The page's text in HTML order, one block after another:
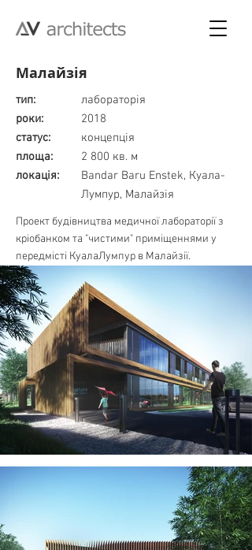
Малайзія
тип:
роки:
статус:
площа:
локація:
лабораторія
2018
концепція
2 800 кв. м
Bandar Baru Enstek, Куала-
Лумпур, Малайзія
Проект будівництва медичної лабораторії з
кріобанком та "чистими" приміщеннями у
передмісті КуалаЛумпур в Малайзії.